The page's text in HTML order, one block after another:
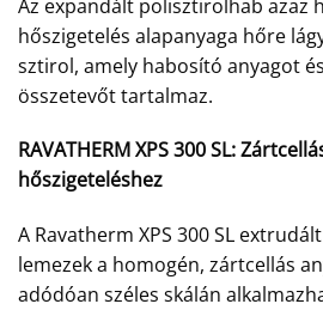
Az expandált polisztirolhab azaz
hőszigetelés alapanyaga hőre
sztirol, amely habosító anyagot
összetevőt tartalmaz.
RAVATHERM XPS 300 SL:
hőszigeteléshez
A Ravatherm XPS 300 SL
lemezek a homogén, zártcellás
adódóan széles skálán